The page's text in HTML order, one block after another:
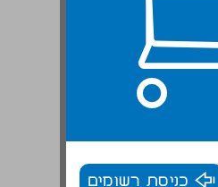
כניסת רשומים